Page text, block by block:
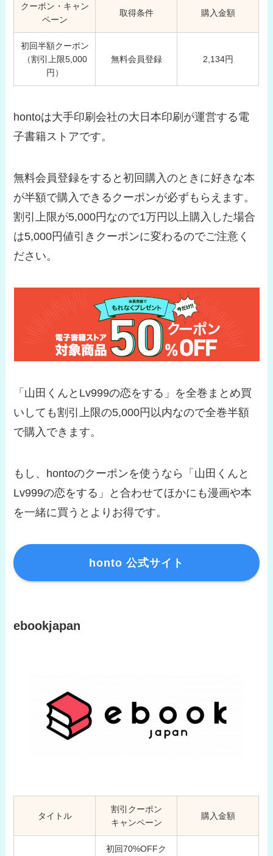
クーポン・キャン
ペーン
取得条件 購入金額
初回半額クーポン
（割引上限5,000
円）
無料会員登録 2,134円
hontoは大手印刷会社の大日本印刷が運営する電
子書籍ストアです。
無料会員登録をすると初回購入のときに好きな本
が半額で購入できるクーポンが必ずもらえます。
割引上限が5,000円なので1万円以上購入した場合
は5,000円値引きクーポンに変わるのでご注意く
ださい。
「山田くんとLv999の恋をする」を全巻まとめ買
いしても割引上限の5,000円以内なので全巻半額
で購入できます。
もし、hontoのクーポンを使うなら「山田くんと
Lv999の恋をする」と合わせてほかにも漫画や本
を一緒に買うとよりお得です。
honto 公式サイト
ebookjapan
タイトル
割引クーポン
キャンペーン
購入金額
初回70%OFFク